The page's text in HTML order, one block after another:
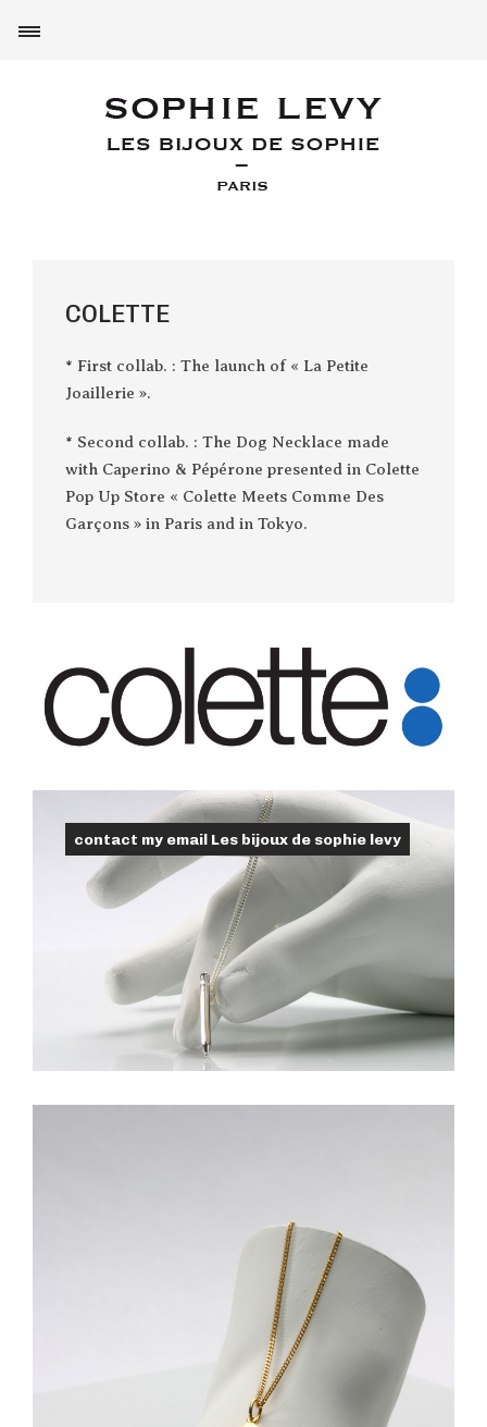
COLETTE
* First collab. : The launch of « La Petite
Joaillerie ».
* Second collab. : The Dog Necklace made
with Caperino & Pépérone presented in Colette
Pop Up Store « Colette Meets Comme Des
Garçons » in Paris and in Tokyo.
contact my email Les bijoux de sophie levy